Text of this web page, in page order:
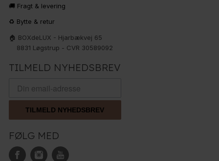
🚚 Fragt & levering
♻️ Bytte & retur
🏠 BOXdeLUX - Hjarbækvej 65
8831 Løgstrup - CVR 30589092
TILMELD NYHEDSBREV
TILMELD NYHEDSBREV
FØLG MED